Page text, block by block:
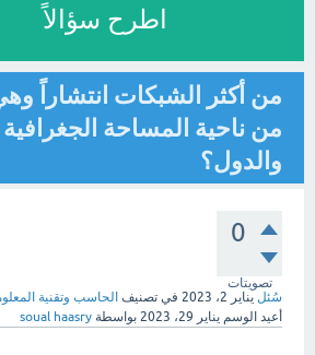
اطرح سؤالاً
من أكثر الشبكات انتشاراً
من ناحية المساحة
والدول؟
0
تصويتات
سُئل يناير 2، 2023 في تصنيف الحاسب وتقنية
أعيد الوسم يناير 29، 2023 بواسطة soual haasry